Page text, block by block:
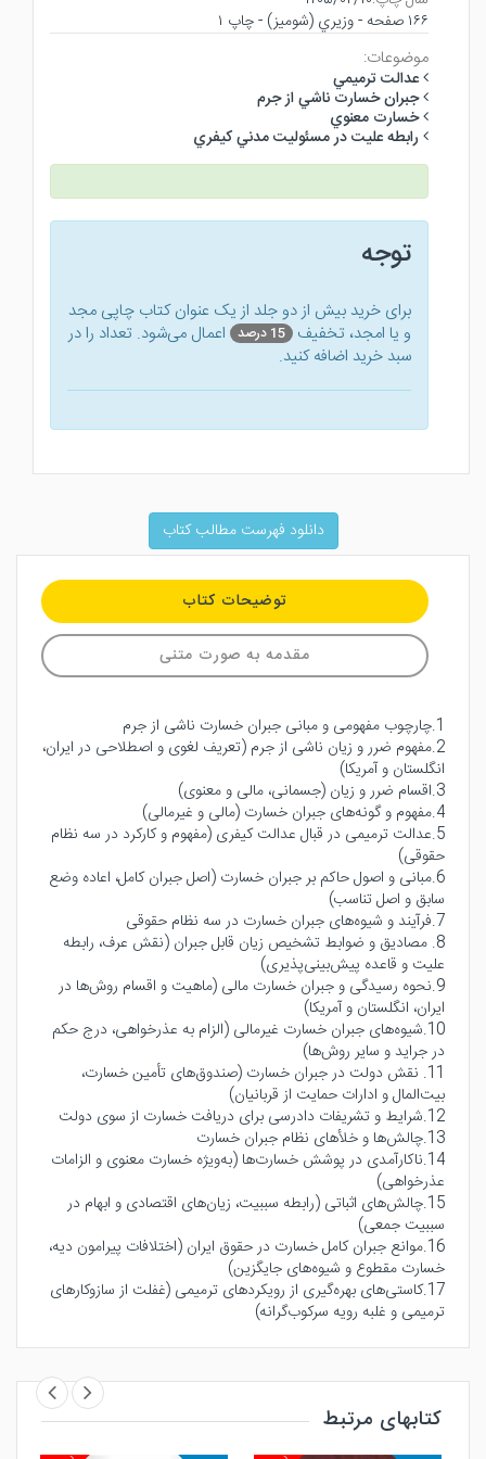
۱۶۶ صفحه - وزيري (شوميز) - چاپ ۱
موضوعات:
عدالت ترميمي
جبران خسارت ناشي از جرم
خسارت معنوي
رابطه عليت در مسئوليت مدني كيفري
توجه
برای خرید بیش از دو جلد از یک عنوان کتاب‌ چاپی مجد
و یا امجد، تخفیف 15 درصد
اعمال می‌شود. تعداد را در
سبد خرید اضافه کنید.
دانلود فهرست مطالب کتاب
توضیحات کتاب
مقدمه به صورت متنی
1.چارچوب مفهومی و مبانی جبران خسارت ناشی از جرم
2.مفهوم ضرر و زیان ناشی از جرم (تعریف لغوی و اصطلاحی در ایران،
انگلستان و آمریکا)
3.اقسام ضرر و زیان (جسمانی، مالی و معنوی)
4.مفهوم و گونه‌های جبران خسارت (مالی و غیرمالی)
5.عدالت ترمیمی در قبال عدالت کیفری (مفهوم و کارکرد در سه نظام
حقوقی)
6.مبانی و اصول حاکم بر جبران خسارت (اصل جبران کامل، اعاده وضع
سابق و اصل تناسب)
7.فرآیند و شیوه‌های جبران خسارت در سه نظام حقوقی
8. مصادیق و ضوابط تشخیص زیان قابل جبران (نقش عرف، رابطه
علیت و قاعده پیش‌بینی‌پذیری)
9.نحوه رسیدگی و جبران خسارت مالی (ماهیت و اقسام روش‌ها در
ایران، انگلستان و آمریکا)
10.شیوه‌های جبران خسارت غیرمالی (الزام به عذرخواهی، درج حکم
در جراید و سایر روش‌ها)
11. نقش دولت در جبران خسارت (صندوق‌های تأمین خسارت،
بیت‌المال و ادارات حمایت از قربانیان)
12.شرایط و تشریفات دادرسی برای دریافت خسارت از سوی دولت
13.چالش‌ها و خلأهای نظام جبران خسارت
14.ناکارآمدی در پوشش خسارت‌ها (به‌ویژه خسارت معنوی و الزامات
عذرخواهی)
15.چالش‌های اثباتی (رابطه سببیت، زیان‌های اقتصادی و ابهام در
سببیت جمعی)
16.موانع جبران کامل خسارت در حقوق ایران (اختلافات پیرامون دیه،
خسارت مقطوع و شیوه‌های جایگزین)
17.کاستی‌های بهره‌گیری از رویکردهای ترمیمی (غفلت از سازوکارهای
ترمیمی و غلبه رویه سرکوب‌گرانه)
کتابهای مرتبط